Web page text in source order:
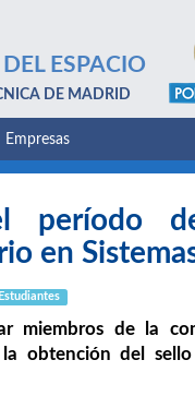
ESPACIO
DE MADRID
Empresas
período
en
Estudiantes
miembros de la
obtención del